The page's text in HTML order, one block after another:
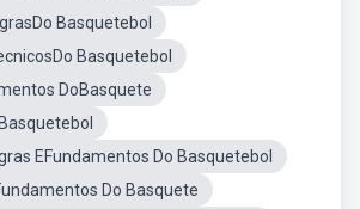
Basquetebol
Basquetebol
DoBasquete
EFundamentos Do Basquetebol
Do Basquete